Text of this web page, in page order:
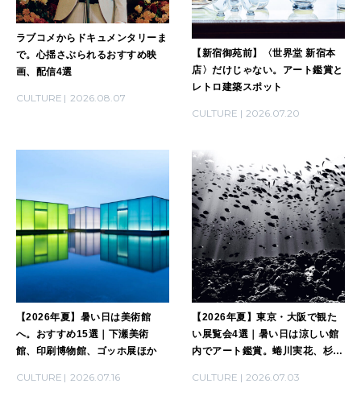
SUSTAINABLE
わたしができること
CULTURE
WORK&MONEY
いい人生って？
MAGAZINE
2026年9月号「北海道 おいしく遊ぶ、夏のご褒美旅。」
2026年8月号『お茶の時間です。』
2026年7月号「鎌倉 ローカルが 教えてくれた 本当の歩き方。」
MAGAZINE MOOK
ラブコメからドキュメンタリーま
で。心揺さぶられるおすすめ映
画、配信4選
CULTURE 2026.08.07
【新宿御苑前】〈世界堂 新宿本
店〉だけじゃない。アート鑑賞と
レトロ建築スポット
CULTURE 2026.07.20
【2026年夏】暑い日は美術館
へ。おすすめ15選｜下瀬美術
館、印刷博物館、ゴッホ展ほか
CULTURE 2026.07.16
【2026年夏】東京・大阪で観た
い展覧会4選｜暑い日は涼しい館
内でアート鑑賞。蜷川実花、杉本
CULTURE 2026.07.03